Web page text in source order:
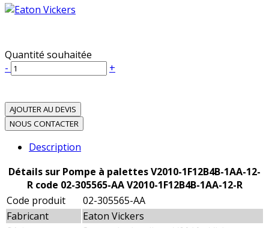
Quantité souhaitée
-
+
AJOUTER AU DEVIS
NOUS CONTACTER
Description
Détails sur Pompe à palettes V2010-1F12B4B-1AA-12-
R code 02-305565-AA V2010-1F12B4B-1AA-12-R
Code produit
02-305565-AA
Fabricant
Eaton Vickers